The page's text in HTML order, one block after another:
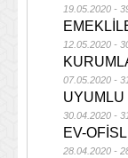
19.05.2020 -
12.05.2020 -
07.05.2020 -
UYUMLU
30.04.2020 -
EV-
28.04.2020 -